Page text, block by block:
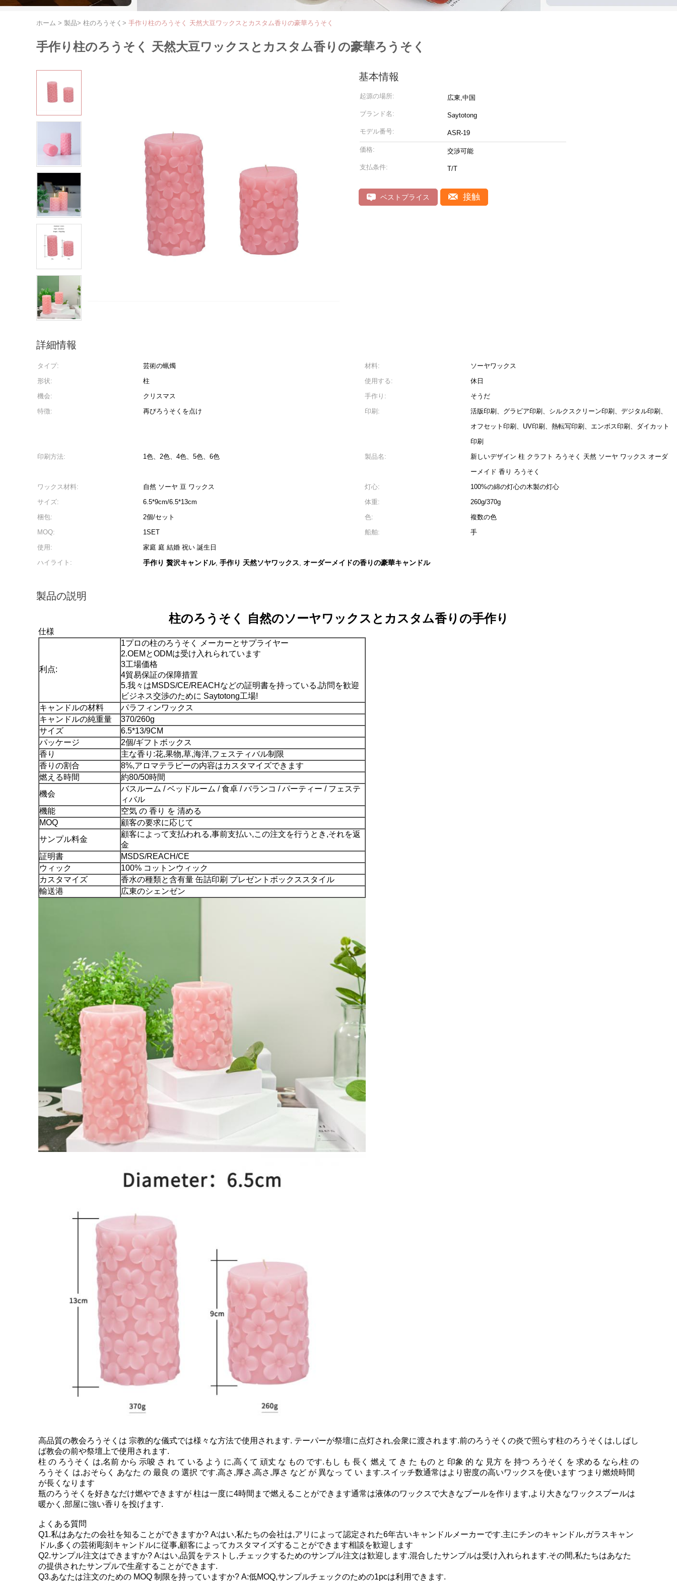
ホーム > 製品> 柱のろうそく > 手作り柱のろうそく 天然大豆ワックスとカスタム香りの豪華ろうそく
手作り柱のろうそく 天然大豆ワックスとカスタム香りの豪華ろうそく
基本情報
起源の場所: 広東,中国
ブランド名: Saytotong
モデル番号: ASR-19
価格: 交渉可能
支払条件: T/T
ベストプライス 接触
詳細情報
タイプ: 芸術の蝋燭 材料:
ソーヤワックス
形状:
柱 使用する:
休日
機会:
クリスマス 手作り:
そうだ
特徴:
再びろうそくを点け 印刷:
活版印刷、グラビア印刷、シルクスクリーン印刷、デジタル印刷、
オフセット印刷、UV印刷、熱転写印刷、エンボス印刷、ダイカット
印刷
印刷方法:
1色、2色、4色、5色、6色 製品名:
新しいデザイン 柱 クラフト ろうそく 天然 ソーヤ ワックス オーダ
ーメイド 香り ろうそく
ワックス材料:
自然 ソーヤ 豆 ワックス 灯心:
100%の綿の灯心の木製の灯心
サイズ:
6.5*9cm/6.5*13cm 体重:
260g/370g
梱包:
2個/セット 色:
複数の色
MOQ:
1SET 船舶:
手
使用:
家庭 庭 結婚 祝い 誕生日
ハイライト:
手作り 贅沢キャンドル, 手作り 天然ソヤワックス, オーダーメイドの香りの豪華キャンドル
製品の説明
柱のろうそく 自然のソーヤワックスとカスタム香りの手作り
仕様
利点:
1プロの柱のろうそく メーカーとサプライヤー
2.OEMとODMは受け入れられています
3工場価格
4貿易保証の保障措置
5.我々はMSDS/CE/REACHなどの証明書を持っている,訪問を歓迎
ビジネス交渉のために Saytotong工場!
キャンドルの材料
パラフィンワックス
キャンドルの純重量
370/260g
サイズ
6.5*13/9CM
パッケージ
2個/ギフトボックス
香り
主な香り:花,果物,草,海洋,フェスティバル制限
香りの割合
8%,アロマテラピーの内容はカスタマイズできます
燃える時間
約80/50時間
機会
バスルーム / ベッドルーム / 食卓 / バランコ / パーティー / フェステ
ィバル
機能
空気 の 香り を 清める
MOQ
顧客の要求に応じて
サンプル料金
顧客によって支払われる,事前支払い,この注文を行うとき,それを返
金
証明書
MSDS/REACH/CE
ウィック
100% コットンウィック
カスタマイズ
香水の種類と含有量 缶詰印刷 プレゼントボックススタイル
輸送港
広東のシェンゼン
高品質の教会ろうそくは 宗教的な儀式では様々な方法で使用されます. テーパーが祭壇に点灯され,会衆に渡されます.前のろうそくの炎で照らす柱のろうそくは,しばし
ば教会の前や祭壇上で使用されます.
柱 の ろうそく は,名前 から 示唆 さ れ て いる よう に,高くて 頑丈 な もの です.もし も 長く 燃え て き た もの と 印象 的 な 見方 を 持つ ろうそく を 求める なら,柱 の
ろうそく は,おそらく あなた の 最良 の 選択 です.高さ,厚さ,高さ,厚さ など が 異なっ て い ます.スイッチ数通常はより密度の高いワックスを使います つまり燃焼時間
が長くなります
瓶のろうそくを好きなだけ燃やできますが 柱は一度に4時間まで燃えることができます通常は液体のワックスで大きなプールを作ります,より大きなワックスプールは
暖かく,部屋に強い香りを投げます.
よくある質問
Q1.私はあなたの会社を知ることができますか? A:はい,私たちの会社は,アリによって認定された6年古いキャンドルメーカーです.主にチンのキャンドル,ガラスキャン
ドル,多くの芸術彫刻キャンドルに従事,顧客によってカスタマイズすることができます相談を歓迎します
Q2.サンプル注文はできますか? A:はい,品質をテストし,チェックするためのサンプル注文は歓迎します.混合したサンプルは受け入れられます.その間,私たちはあなた
の提供されたサンプルで生産することができます.
Q3.あなたは注文のための MOQ 制限を持っていますか? A:低MOQ,サンプルチェックのための1pcは利用できます.